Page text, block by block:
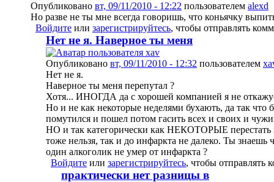
Опубликовано вт, 09/11/2010 - 12:22 пользователем alexd
Но разве не ты мне всегда говоришь, что коньячку
Войдите или зарегистрируйтесь, чтобы отправлять
Нет не я. Наверное ты меня
Опубликовано вт, 09/11/2010 - 12:32 пользователем
Нет не я.
Наверное ты меня перепутал ?
Хотя... ИНОГДА да с хорошей компанией я не
Но и не как некоторые неделями бухають, да так что
помутился и пошел потом гасить всех и своих и
НО и так категорически как НЕКОТОРЫЕ перестать
тоже нельзя, так и до инфаркта не далеко. Ты знаешь
один алкоголик не умер от инфаркта ?
Войдите или зарегистрируйтесь, чтобы отправлять
практически нет разницы в